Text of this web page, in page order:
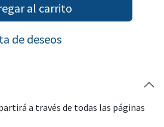
al carrito
de deseos
a través de todas las páginas